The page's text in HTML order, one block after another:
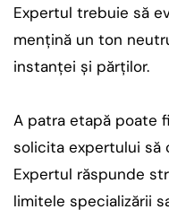
Expertul trebuie să
mențină un ton
instanței și părților.
A patra etapă poate
solicita expertului să
Expertul răspunde
limitele specializării